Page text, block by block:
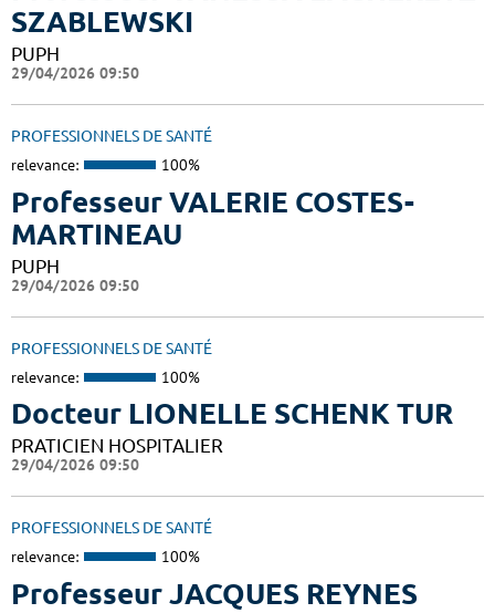
SZABLEWSKI
PUPH
29/04/2026 09:50
PROFESSIONNELS DE SANTÉ
relevance: 100%
Professeur VALERIE COSTES-
MARTINEAU
PUPH
29/04/2026 09:50
PROFESSIONNELS DE SANTÉ
relevance: 100%
Docteur LIONELLE SCHENK TUR
PRATICIEN HOSPITALIER
29/04/2026 09:50
PROFESSIONNELS DE SANTÉ
relevance: 100%
Professeur JACQUES REYNES